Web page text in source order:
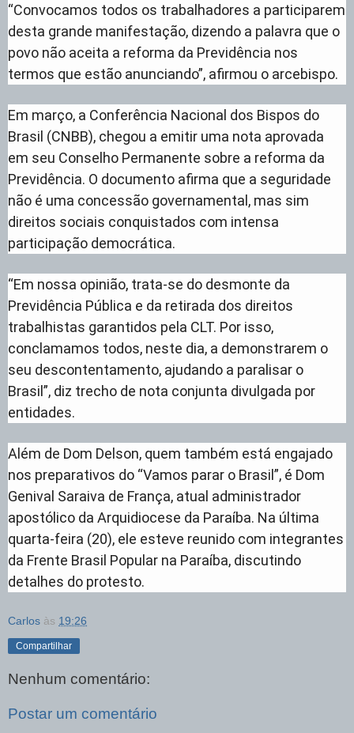
“Convocamos todos os trabalhadores a participarem
desta grande manifestação, dizendo a palavra que o
povo não aceita a reforma da Previdência nos
termos que estão anunciando”, afirmou o arcebispo.
Em março, a Conferência Nacional dos Bispos do
Brasil (CNBB), chegou a emitir uma nota aprovada
em seu Conselho Permanente sobre a reforma da
Previdência. O documento afirma que a seguridade
não é uma concessão governamental, mas sim
direitos sociais conquistados com intensa
participação democrática.
“Em nossa opinião, trata-se do desmonte da
Previdência Pública e da retirada dos direitos
trabalhistas garantidos pela CLT. Por isso,
conclamamos todos, neste dia, a demonstrarem o
seu descontentamento, ajudando a paralisar o
Brasil”, diz trecho de nota conjunta divulgada por
entidades.
Além de Dom Delson, quem também está engajado
nos preparativos do “Vamos parar o Brasil”, é Dom
Genival Saraiva de França, atual administrador
apostólico da Arquidiocese da Paraíba. Na última
quarta-feira (20), ele esteve reunido com integrantes
da Frente Brasil Popular na Paraíba, discutindo
detalhes do protesto.
Carlos às 19:26
Compartilhar
Nenhum comentário:
Postar um comentário